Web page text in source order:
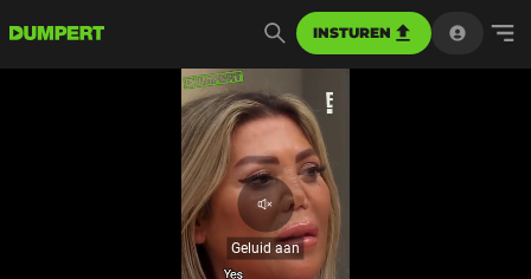
INSTUREN
Geluid
aan
Geluid aan